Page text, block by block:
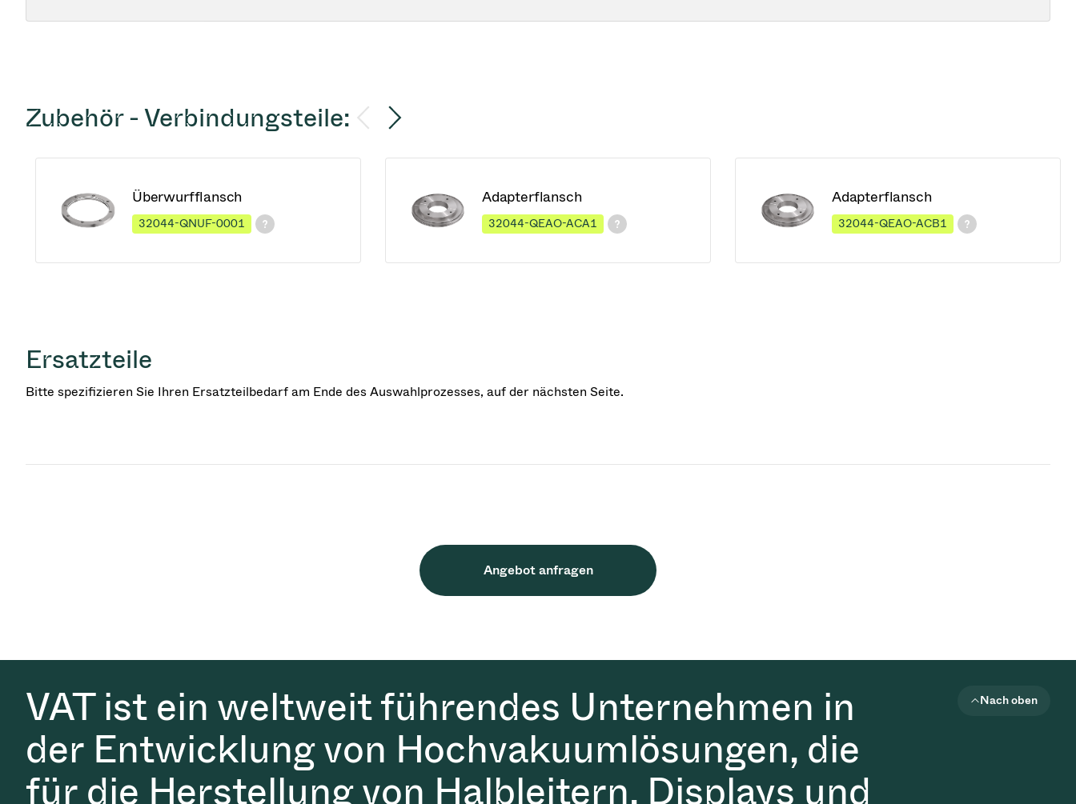
Zubehör - Verbindungsteile:
Überwurfflansch
32044-QNUF-0001
Adapterflansch
32044-QEAO-ACA1
Adapterflansch
32044-QEAO-ACB1
Ersatzteile
Bitte spezifizieren Sie Ihren Ersatzteilbedarf am Ende des Auswahlprozesses, auf der nächsten Seite.
Angebot anfragen
VAT ist ein weltweit führendes Unternehmen in
der Entwicklung von Hochvakuumlösungen, die
für die Herstellung von Halbleitern, Displays und
Nach oben